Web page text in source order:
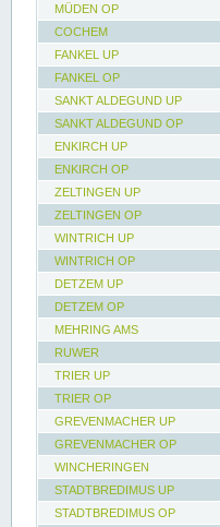
MÜDEN OP
COCHEM
FANKEL UP
FANKEL OP
SANKT ALDEGUND UP
SANKT ALDEGUND OP
ENKIRCH UP
ENKIRCH OP
ZELTINGEN UP
ZELTINGEN OP
WINTRICH UP
WINTRICH OP
DETZEM UP
DETZEM OP
MEHRING AMS
RUWER
TRIER UP
TRIER OP
GREVENMACHER UP
GREVENMACHER OP
WINCHERINGEN
STADTBREDIMUS UP
STADTBREDIMUS OP